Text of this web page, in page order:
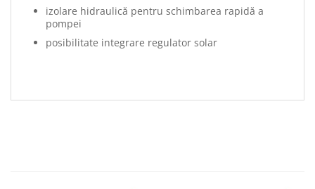
izolare hidraulică pentru schimbarea rapidă a
pompei
posibilitate integrare regulator solar